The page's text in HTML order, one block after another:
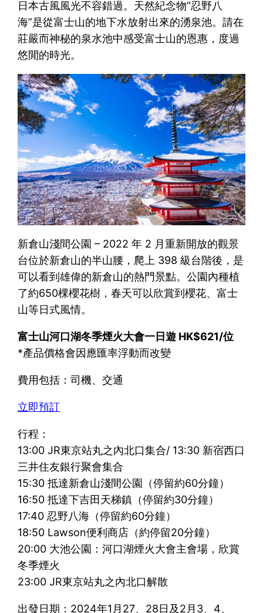
日本古風風光不容錯過。天然紀念物“忍野八
海”是從富士山的地下水放射出來的湧泉池。請在
莊嚴而神秘的泉水池中感受富士山的恩惠，度過
悠閒的時光。
新倉山淺間公園 – 2022 年 2 月重新開放的觀景
台位於新倉山的半山腰，爬上 398 級台階後，是
可以看到雄偉的新倉山的熱門景點。公園內種植
了約650棵櫻花樹，春天可以欣賞到櫻花、富士
山等日式風情。
富士山河口湖冬季煙火大會一日遊 HK$621/位
*產品價格會因應匯率浮動而改變
費用包括：司機、交通
立即預訂
行程：
13:00 JR東京站丸之內北口集合/ 13:30 新宿西口
三井住友銀行聚會集合
15:30 抵達新倉山淺間公園（停留約60分鐘）
16:50 抵達下吉田天梯鎮（停留約30分鐘）
17:40 忍野八海（停留約60分鐘）
18:50 Lawson便利商店（約停留20分鐘）
20:00 大池公園：河口湖煙火大會主會場，欣賞
冬季煙火
23:00 JR東京站丸之內北口解散
出發日期：2024年1月27、28日及2月3、4、